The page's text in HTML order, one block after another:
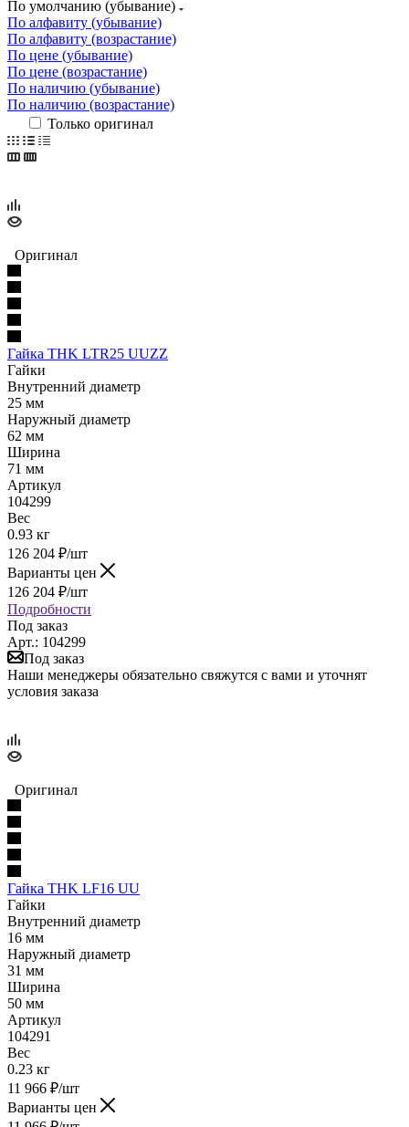
По умолчанию (убывание)
По алфавиту (убывание)
По алфавиту (возрастание)
По цене (убывание)
По цене (возрастание)
По наличию (убывание)
По наличию (возрастание)
Только оригинал
Оригинал
Гайка THK LTR25 UUZZ
Гайки
Внутренний диаметр
25 мм
Наружный диаметр
62 мм
Ширина
71 мм
Артикул
104299
Вес
0.93 кг
126 204 ₽/шт
Варианты цен
126 204 ₽/шт
Подробности
Под заказ
Арт.: 104299
Под заказ
Наши менеджеры обязательно свяжутся с вами и уточнят
условия заказа
Оригинал
Гайка THK LF16 UU
Гайки
Внутренний диаметр
16 мм
Наружный диаметр
31 мм
Ширина
50 мм
Артикул
104291
Вес
0.23 кг
11 966 ₽/шт
Варианты цен